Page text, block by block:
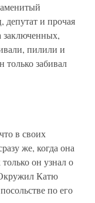
депутат и прочая
заключенных,
пилили и
забивал
в своих
же, когда она
он узнал о
Катю
по его